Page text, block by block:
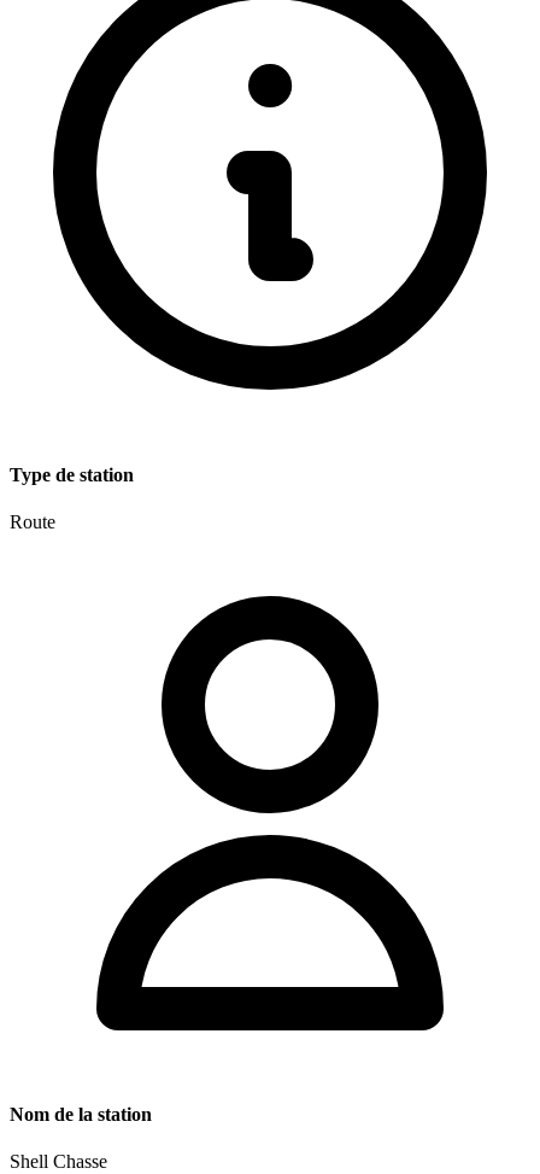
Type de station
Route
Nom de la station
Shell Chasse